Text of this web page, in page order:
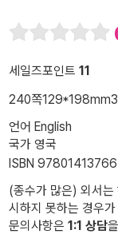
세일즈포인트 11
240쪽129*198mm
언어 English
국가 영국
ISBN
(종수가 많은) 외서는
시하지 못하는 경우
문의사항은 1:1 상담